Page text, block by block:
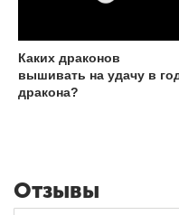
Каких драконов
вышивать на удачу в
дракона?
Отзывы